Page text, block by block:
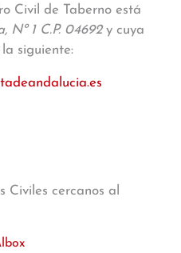
Civil de Taberno está
Nº 1 C.P. 04692y cuya
siguiente:
Civiles cercanos al